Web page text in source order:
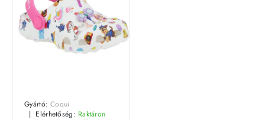
Gyártó: Coqui
Elérhetőség: Raktáron